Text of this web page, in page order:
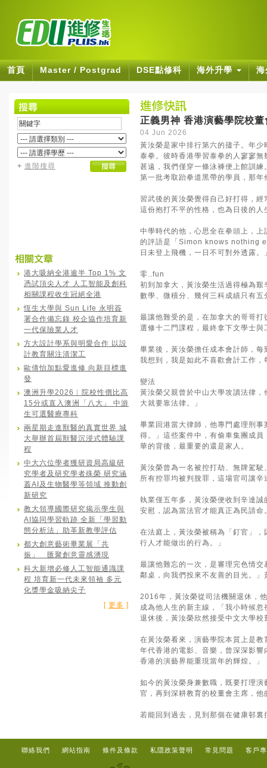
首頁 Master / Postgrad DSE點修科 海外升學
+ 進階搜尋
港大吸納全港逾半 Top 1% 文
憑試頂尖人才 人工智能及創科
相關課程收生冠絕全港
恆生大學與 Sun Life 永明簽
署合作備忘錄 校企協作培育新
一代保險業人才
方大設計學系與明愛合作 以設
計教育關注清潔工
歐倩怡加點愛進修 向新目標進
發
澳洲升學2026︱院校性價比高
15分或直入澳洲「八大」 中游
生可選醫療專科
兩星期走進獸醫的真實世界 城
大舉辦首屆獸醫沉浸式體驗課
程
中大六位學者獲研資局高級研
究學者及研究學者殊榮 研究涵
蓋AI及生物醫學等領域 推動創
新研究
教大領導國際研究揭示學生與
AI協同學習軌跡 全新「學習動
態分析法」助革新教學評估
都大創意藝術畢業展「共
振」 匯聚創意靈感湧現
科大新增必修人工智能通識課
程 培育新一代未來領袖 多元
化獎學金吸納尖子
[ 更多 ]
正義男神 香港演藝學院校董
04 Jun 2026
黃汝榮是家中排行第六的孻子。年
泰拳。彼時香港學習泰拳的人寥寥
甚遠，我們僅穿一條泳褲便上館訓
第一批考取跆拳道黑帶的學員，那年
習武後的黃汝榮覺得自己好打得，
這份抱打不平的性格，也為日後的人
中學時代的他，心思全在拳頭上，
的評語是「Simon knows nothing
日未登上飛機，一日不可對外透露
零..fun
初到加拿大，黃汝榮生活過得極為
數學、微積分、幾何三科成績只有
最讓他難受的是，在加拿大的哥哥
選修十二門課程，最終拿下文學士
畢業後，黃汝榮擔任成本會計師，
我想到，我是如此不喜歡會計工作
變法
黃汝榮父親曾於中山大學攻讀法律
大就要靠法律。」
畢業回港當大律師，他專門處理刑
得。」這些案件中，有偷車集團成
華的背後，最重要的還是家人。
黃汝榮曾為一名被控打劫、無牌駕
所有控罪均被判脫罪，這場官司讓
執業僅五年多，黃汝榮便收到辛達
安慰，認為當法官才能真正為民請命
在法庭上，黃汝榮被稱為「釘官」
行人才能做出的行為。」
最讓他難忘的一次，是審理完色情
鄰桌，向我們投來不友善的目光。
2016年，黃汝榮從司法機關退休，
成為他人生的新主線，「我小時候
退休後，黃汝榮欣然接受中文大學
在黃汝榮看來，演藝學院本質上是
年代香港的電影、音樂，曾深深影
香港的演藝界能重現當年的輝煌。」
如今的黃汝榮身兼數職，既要打理
官，再到深耕教育的校董會主席，
若能回到過去，見到那個在健康邨
聯絡我們 網站指南 條件及條款 私隱政策聲明 常見問題 客戶